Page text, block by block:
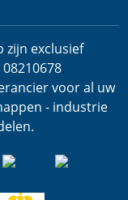
zijn exclusief
.
voor al uw
- industrie